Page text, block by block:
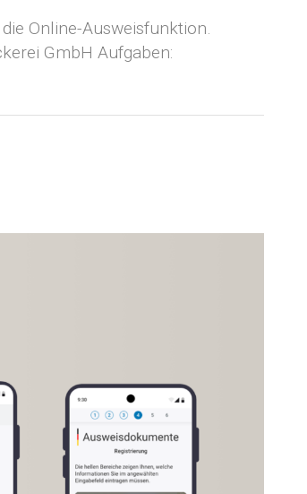
Online-Ausweisfunktion.
GmbH Aufgaben: